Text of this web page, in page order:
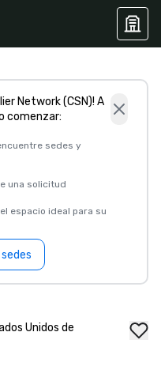
Network (CSN)! A
comenzar:
sedes y
una solicitud
espacio ideal para su
Unidos de